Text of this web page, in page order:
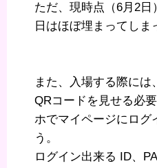
ただ、現時点（6月2
日はほぼ埋まってしま
また、入場する際に
QRコードを見せる必
ホでマイページにログ
う。
ログイン出来る ID、